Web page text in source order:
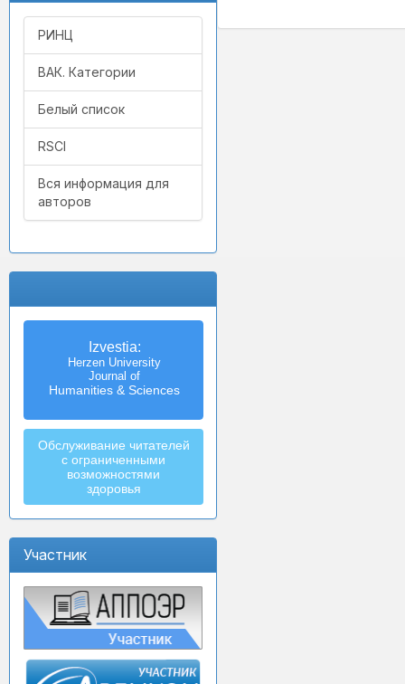
РИНЦ
ВАК. Категории
Белый список
RSCI
Вся информация для
авторов
Izvestia:
Herzen University
Journal of
Humanities & Sciences
Обслуживание читателей
с ограниченными
возможностями
здоровья
Участник